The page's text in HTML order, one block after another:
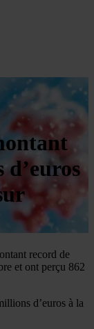
record de
et ont perçu 862
d’euros à la